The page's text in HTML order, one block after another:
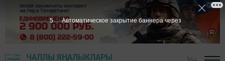
ЧАЛЛЫ ЯҢАЛЫКЛАРЫ
3 Автоматическое закрытие баннера через